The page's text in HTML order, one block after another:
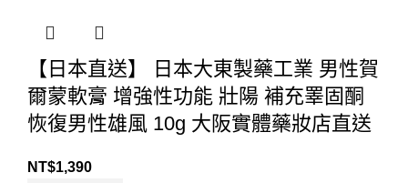
【日本直送】 日本大東製藥工業 男性賀
爾蒙軟膏 增強性功能 壯陽 補充睪固酮
恢復男性雄風 10g 大阪實體藥妝店直送
NT$1,390